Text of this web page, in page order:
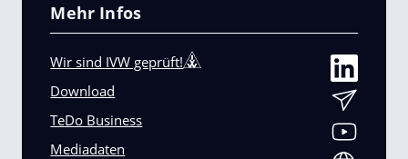
Mehr Infos
Wir sind IVW geprüft!
Download
TeDo Business
Mediadaten